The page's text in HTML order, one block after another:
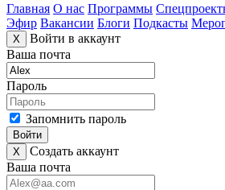
Главная О нас Программы
Эфир Вакансии Блоги Подкасты
X
Войти в аккаунт
Ваша почта
Пароль
Запомнить пароль
Войти
X
Создать аккаунт
Ваша почта